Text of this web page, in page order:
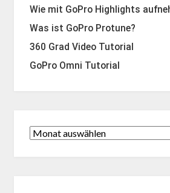
Wie mit GoPro Highlights
Was ist GoPro Protune?
360 Grad Video Tutorial
GoPro Omni Tutorial